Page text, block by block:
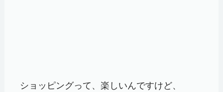
ショッピングって、楽しいんですけど、